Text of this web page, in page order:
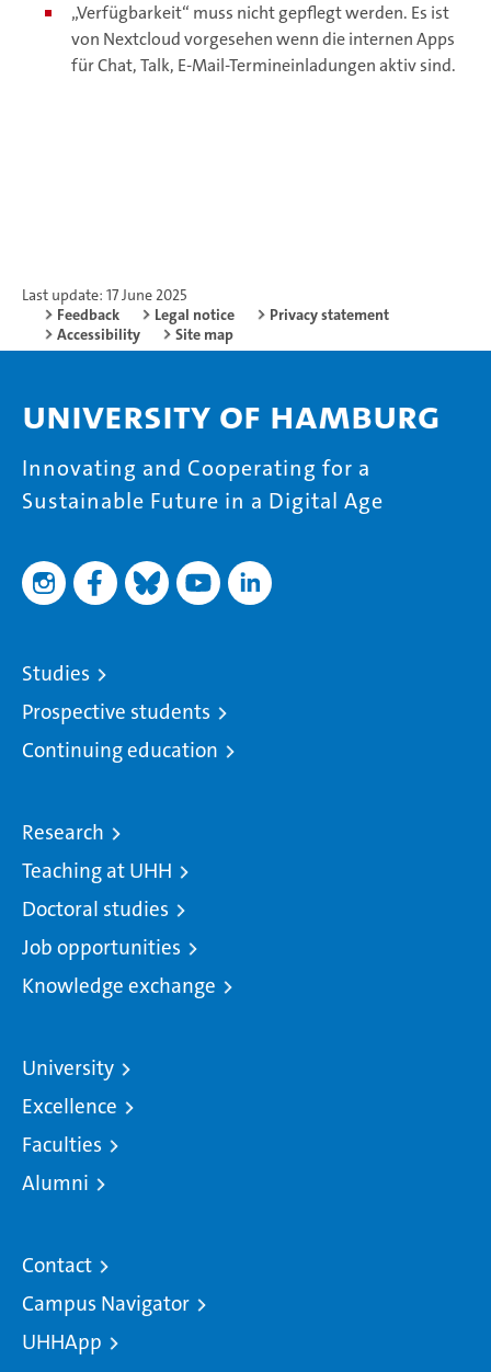
„Verfügbarkeit“ muss nicht gepflegt werden. Es ist
von Nextcloud vorgesehen wenn die internen Apps
für Chat, Talk, E-Mail-Termineinladungen aktiv sind.
Last update: 17 June 2025
Feedback
Legal notice
Privacy statement
Accessibility
Site map
University of Hamburg
Innovating and Cooperating for a
Sustainable Future in a Digital Age
Studies
Prospective students
Continuing education
Research
Teaching at UHH
Doctoral studies
Job opportunities
Knowledge exchange
University
Excellence
Faculties
Alumni
Contact
Campus Navigator
UHHApp